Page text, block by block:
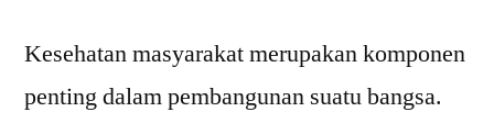
Kesehatan masyarakat merupakan komponen
penting dalam pembangunan suatu bangsa.